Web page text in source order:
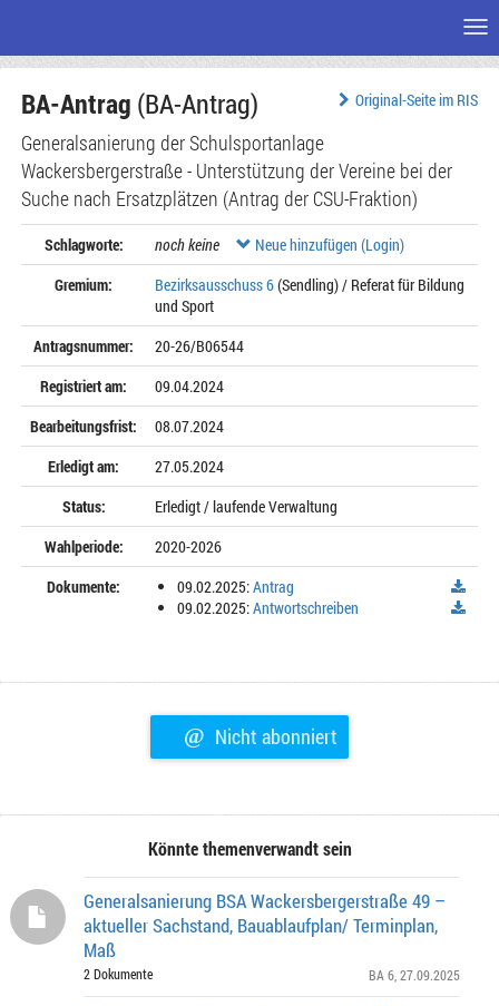
Seiteninhalt
Original-Seite im RIS
BA-Antrag (BA-Antrag)
Generalsanierung der Schulsportanlage
Wackersbergerstraße - Unterstützung der Vereine bei der
Suche nach Ersatzplätzen (Antrag der CSU-Fraktion)
Schlagworte: noch keine
Neue hinzufügen (Login)
Gremium:
Bezirksausschuss 6(Sendling) / Referat für Bildung
und Sport
Antragsnummer:
20-26/B06544
Registriert am:
09.04.2024
Bearbeitungsfrist:
08.07.2024
Erledigt am:
27.05.2024
Status:
Erledigt / laufende Verwaltung
Wahlperiode:
2020-2026
Dokumente:
09.02.2025:Antrag
09.02.2025:Antwortschreiben
@ Nicht abonniert
Könnte themenverwandt sein
Generalsanierung BSA Wackersbergerstraße 49 –
aktueller Sachstand, Bauablaufplan/ Terminplan,
Maß
2 Dokumente BA 6 , 27.09.2025